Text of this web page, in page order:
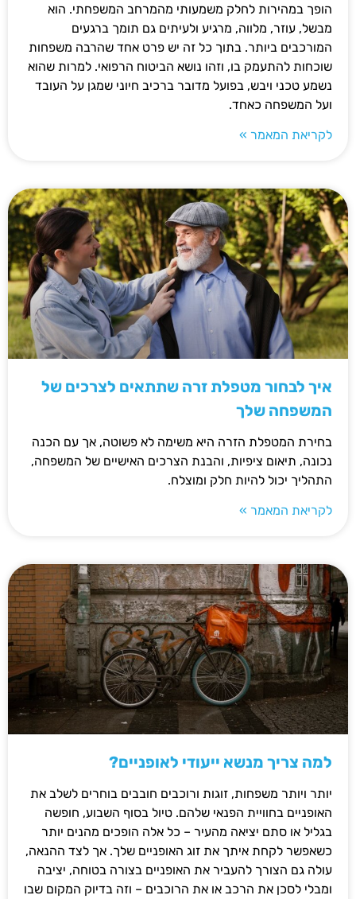
הופך במהירות לחלק משמעותי מהמרחב המשפחתי. הוא
מבשל, עוזר, מלווה, מרגיע ולעיתים גם תומך ברגעים
המורכבים ביותר. בתוך כל זה יש פרט אחד שהרבה משפחות
שוכחות להתעמק בו, וזהו נושא הביטוח הרפואי. למרות שהוא
נשמע טכני ויבש, בפועל מדובר ברכיב חיוני שמגן על העובד
ועל המשפחה כאחד.
לקריאת המאמר »
איך לבחור מטפלת זרה שתתאים לצרכים של
המשפחה שלך
בחירת המטפלת הזרה היא משימה לא פשוטה, אך עם הכנה
נכונה, תיאום ציפיות, והבנת הצרכים האישיים של המשפחה,
התהליך יכול להיות חלק ומוצלח.
לקריאת המאמר »
למה צריך מנשא ייעודי לאופניים?
יותר ויותר משפחות, זוגות ורוכבים חובבים בוחרים לשלב את
האופניים בחוויית הפנאי שלהם. טיול בסוף השבוע, חופשה
בגליל או סתם יציאה מהעיר – כל אלה הופכים מהנים יותר
כשאפשר לקחת איתך את זוג האופניים שלך. אך לצד ההנאה,
עולה גם הצורך להעביר את האופניים בצורה בטוחה, יציבה
ומבלי לסכן את הרכב או את הרוכבים – וזה בדיוק המקום שבו